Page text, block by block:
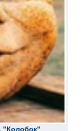
"Колобок"